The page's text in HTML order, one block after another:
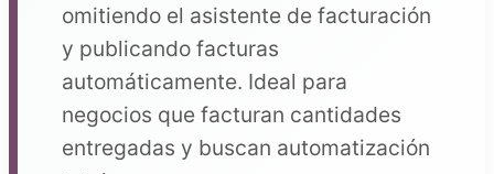
omitiendo el asistente de facturación
y publicando facturas
automáticamente. Ideal para
negocios que facturan cantidades
entregadas y buscan automatización